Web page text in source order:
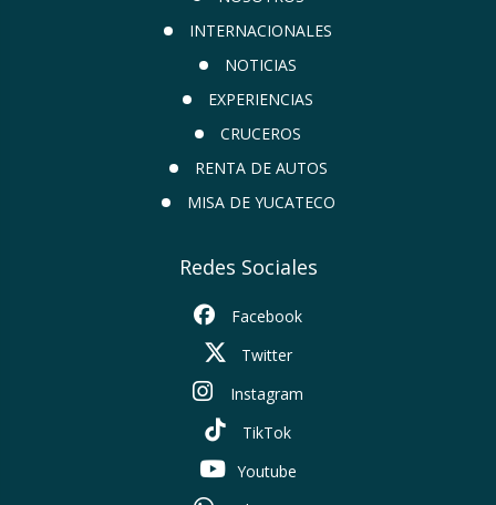
INTERNACIONALES
NOTICIAS
EXPERIENCIAS
CRUCEROS
RENTA DE AUTOS
MISA DE YUCATECO
Redes Sociales
Facebook
Twitter
Instagram
TikTok
Youtube